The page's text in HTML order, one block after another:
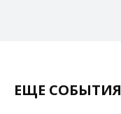
ЕЩЕ СОБЫТИЯ